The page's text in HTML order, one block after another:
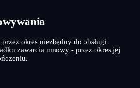
okres niezbędny do obsługi
zawarcia umowy - przez okres jej